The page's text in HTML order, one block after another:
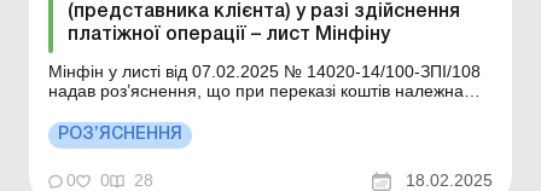
(представника клієнта) у разі здійснення
платіжної операції – лист Мінфіну
Мінфін у листі від 07.02.2025 № 14020-14/100-ЗПІ/108
надав роз’яснення, що при переказі коштів належна
проведення/зарахування на рахунок (видачі в готівковій
формі) коштів шляхом верифікації платника (ініціатора
РОЗ’ЯСНЕННЯ
0 0 28 18.02.2025